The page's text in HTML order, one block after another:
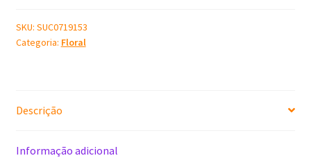
Rosácea
quantidade
SKU: SUC0719153
Categoria: Floral
Descrição
Informação adicional